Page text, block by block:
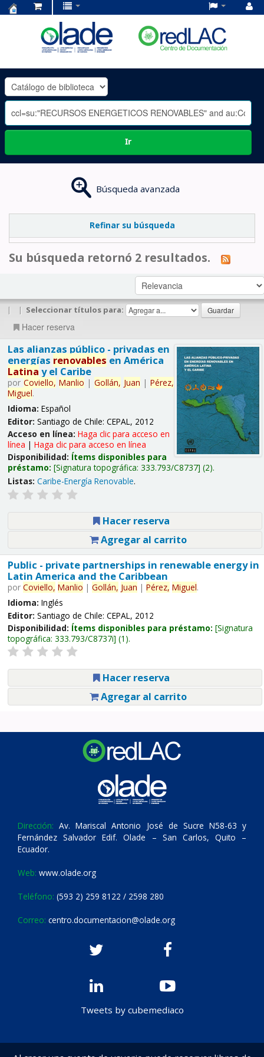
OLADE
-
Ir
Búsqueda avanzada
Refinar su búsqueda
Su búsqueda retornó 2 resultados.
| | Seleccionar títulos para:
Hacer reserva
Las alianzas público - privadas en
energías renovables en América
Latina y el Caribe
por Coviello, Manlio | Gollán, Juan | Pérez,
Miguel.
Idioma: Español
Editor: Santiago de Chile: CEPAL, 2012
Acceso en línea: Haga clic para acceso en
línea | Haga clic para acceso en línea
Disponibilidad: Ítems disponibles para
préstamo: Signatura topográfica: 333.793/C8737 (2).
Listas: Caribe-Energía Renovable.
Hacer reserva
Agregar al carrito
Public - private partnerships in renewable energy in
Latin America and the Caribbean
por Coviello, Manlio | Gollán, Juan | Pérez, Miguel.
Idioma: Inglés
Editor: Santiago de Chile: CEPAL, 2012
Disponibilidad: Ítems disponibles para préstamo: Signatura
topográfica: 333.793/C8737i (1).
Hacer reserva
Agregar al carrito
Dirección: Av. Mariscal Antonio José de Sucre N58-63 y
Fernández Salvador Edif. Olade – San Carlos, Quito –
Ecuador.
Web: www.olade.org
Teléfono: (593 2) 259 8122 / 2598 280
Correo: centro.documentacion@olade.org
Tweets by cubemediaco